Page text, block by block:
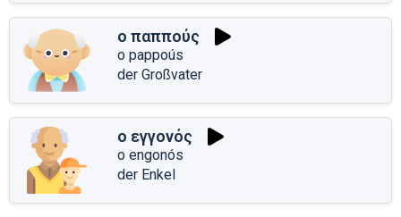
ο παππούς
o pappoús
der Großvater
ο εγγονός
o engonós
der Enkel